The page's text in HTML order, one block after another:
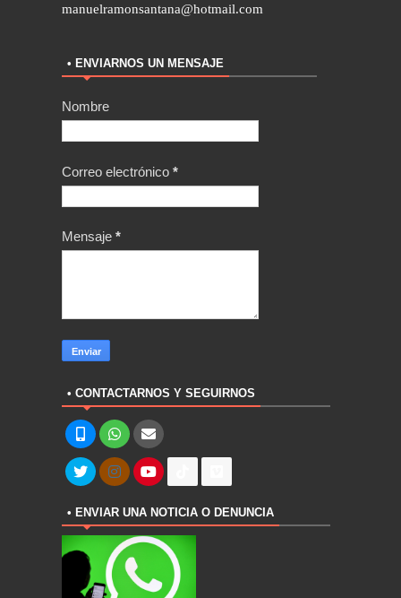
manuelramonsantana@hotmail.com
• ENVIARNOS UN MENSAJE
Nombre
Correo electrónico *
Mensaje *
• CONTACTARNOS Y SEGUIRNOS
• ENVIAR UNA NOTICIA O DENUNCIA